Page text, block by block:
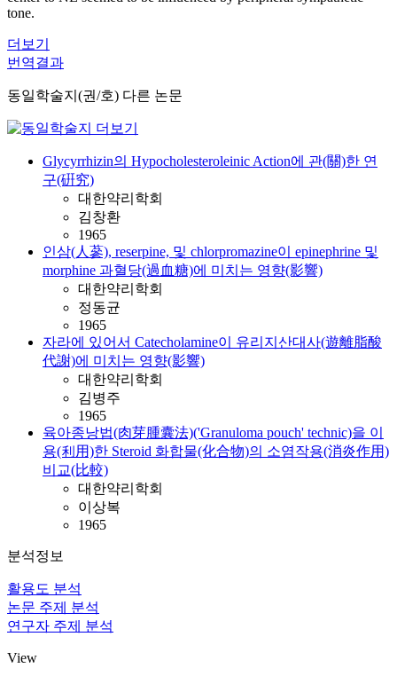
tone.
더보기
번역결과
동일학술지(권/호) 다른 논문
Glycyrrhizin의 Hypocholesteroleinic Action에 관(關)한 연
구(硏究)
대한약리학회
김창환
1965
인삼(人蔘), reserpine, 및 chlorpromazine이 epinephrine 및
morphine 과혈당(過血糖)에 미치는 영향(影響)
대한약리학회
정동균
1965
자라에 있어서 Catecholamine이 유리지산대사(遊離脂酸
代謝)에 미치는 영향(影響)
대한약리학회
김병주
1965
육아종낭법(肉芽腫囊法)('Granuloma pouch' technic)을 이
용(利用)한 Steroid 화합물(化合物)의 소염작용(消炎作用)
비교(比較)
대한약리학회
이상복
1965
분석정보
활용도 분석
논문 주제 분석
연구자 주제 분석
View